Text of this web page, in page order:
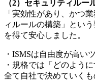
（2）セキュリティルー
「実効性があり、かつ
ィルールの構築」とい
を得て安心しました。
・ISMSは自由度が高い
・規格では「どのよう
全て自社で決めていくも